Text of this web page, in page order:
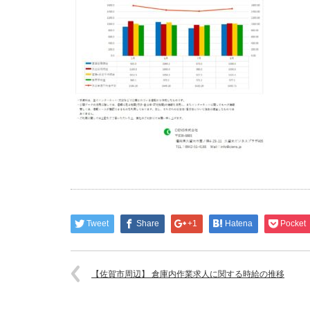
Tweet Share +1 Hatena Pocket
【佐賀市周辺】 倉庫内作業求人に関する時給の推移